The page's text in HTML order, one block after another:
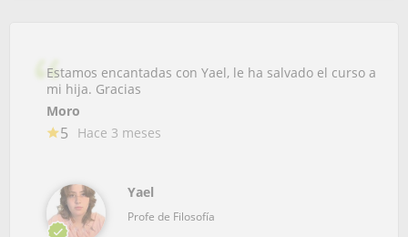
Estamos encantadas con Yael, le ha salvado el curso a
mi hija. Gracias
Moro
5 Hace 3 meses
Yael
Profe de Filosofía